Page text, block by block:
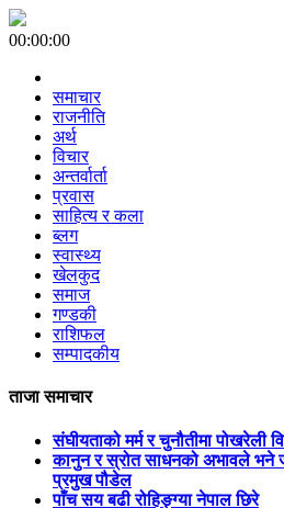
00:00:00
समाचार
राजनीति
अर्थ
विचार
अन्तर्वार्ता
प्रवास
साहित्य र कला
ब्लग
स्वास्थ्य
खेलकुद
समाज
गण्डकी
राशिफल
सम्पादकीय
ताजा समाचार
संघीयताको मर्म र चुनौतीमा पोखरेली
कानुन र स्रोत साधनको अभावले भने
प्रमुख पौडेल
पाँच सय बढी रोहिङ्ग्या नेपाल छिरे